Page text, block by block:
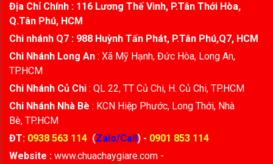
Địa Chỉ Chính : 116 Lương Thế Vinh, P.Tân Thới Hòa,
Q.Tân Phú, HCM
Chi nhánh Q7 : 988 Huỳnh Tấn Phát, P.Tân Phú,Q7, HCM
Chi Nhánh Long An : Xã Mỹ Hạnh, Đức Hòa, Long An,
TP.HCM
Chi Nhánh Củ Chi : QL 22, TT Củ Chi, H. Củ Chi, TP.HCM
Chi Nhánh Nhà Bè : KCN Hiệp Phước, Long Thới, Nhà
Bè, TP.HCM
ĐT: 0938 563 114 (Zalo/Call) - 0901 853 114
Website : www.chuachaygiare.com -